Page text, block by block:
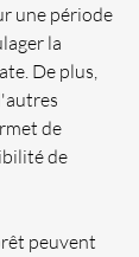
une période
la
De plus,
de
de
peuvent